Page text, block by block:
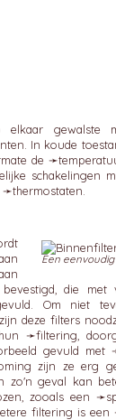
gewalste
In koude
de ➛
schakelingen
➛thermostaten
Een
die met
Om niet
deze filters
➛filtering ,
gevuld met
zijn ze erg
zo'n geval kan
zooals een ➛
filtering is een